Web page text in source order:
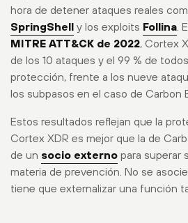
hora de detener ataques reales
SpringShell y los exploits Follina .
MITRE ATT&CK de 2022, Cortex
de los 10 ataques y el 99 % de
protección, frente a los nueve
los subpasos en el caso de Carbon
Estos resultados reflejan que la
Cortex XDR es mejor que la de
de un socio externo para superar
materia de prevención. No se
tiene que externalizar una función